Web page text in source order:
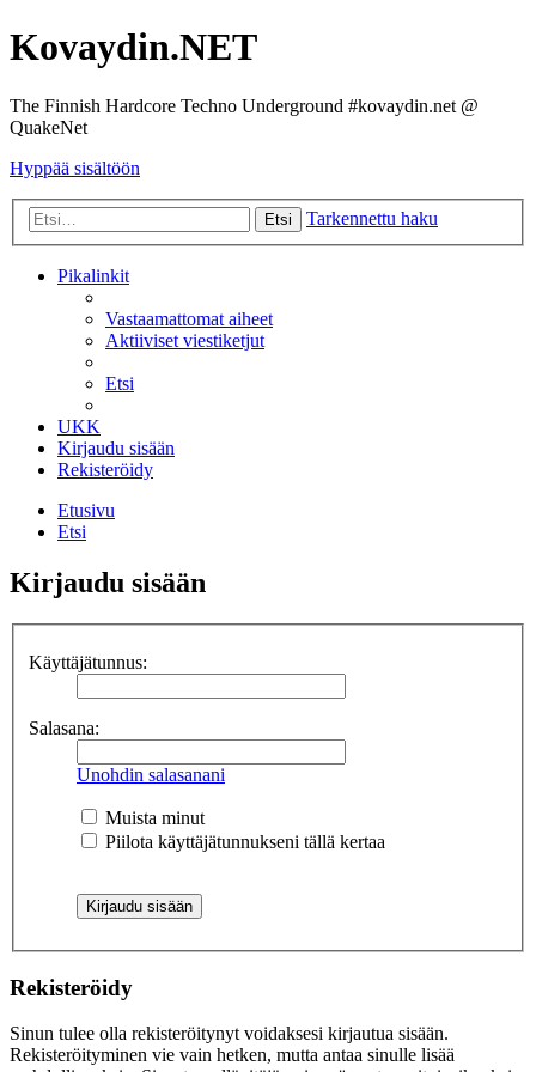
Kovaydin.NET
The Finnish Hardcore Techno Underground #kovaydin.net @
QuakeNet
Hyppää sisältöön
Etsi Tarkennettu haku
Pikalinkit
Vastaamattomat aiheet
Aktiiviset viestiketjut
Etsi
UKK
Kirjaudu sisään
Rekisteröidy
Etusivu
Etsi
Kirjaudu sisään
Käyttäjätunnus:
Salasana:
Unohdin salasanani
Muista minut
Piilota käyttäjätunnukseni tällä kertaa
Rekisteröidy
Sinun tulee olla rekisteröitynyt voidaksesi kirjautua sisään.
Rekisteröityminen vie vain hetken, mutta antaa sinulle lisää